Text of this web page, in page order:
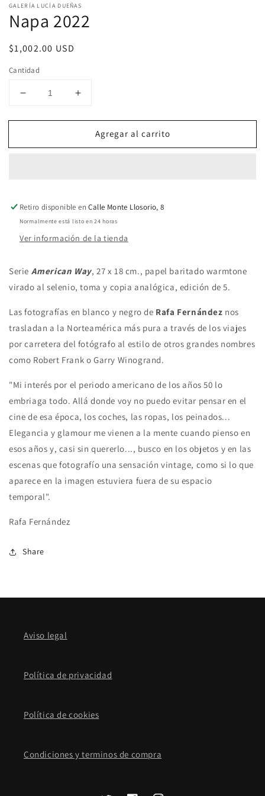
elemento
1
en
ventana
modal
GALERÍA LUCÍA DUEÑAS
Napa 2022
Precio
$1,002.00 USD
Cantidad
Reducir
para
2022
Aumentar
para
Napa
2022
Agregar al carrito
Retiro disponible enCalle Monte Llosorio, 8
Normalmente está listo en 24 horas
Ver información de la tienda
Serie American Way,27 x 18 cm., papel baritado warmtone
virado al selenio, toma y copia analógica, edición de 5.
Las fotografías en blanco y negro de Rafa Fernández nos
trasladan a la Norteamérica más pura a través de los viajes
por carretera del fotógrafo al estilo de otros grandes nombres
como Robert Frank o Garry Winogrand.
"Mi interés por el periodo americano de los años 50 lo
embriaga todo. Allá donde voy no puedo evitar pensar en el
cine de esa época, los coches, las ropas, los peinados...
Elegancia y glamour me vienen a la mente cuando pienso en
esos años y, casi sin quererlo..., busco en los objetos y en las
escenas que fotografío una sensación vintage, como si lo que
aparece en la imagen estuviera fuera de su espacio
temporal".
Rafa Fernández
Share
Aviso legal
Política de privacidad
Política de cookies
Condiciones y terminos de compra